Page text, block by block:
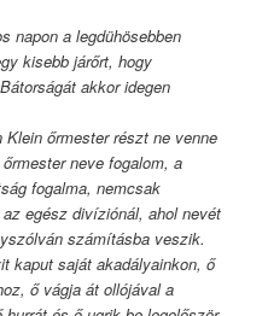
napon a legdühösebben
kisebb járőrt, hogy
akkor idegen
őrmester részt ne venne
neve fogalom, a
fogalma, nemcsak
egész divíziónál, ahol nevét
számításba veszik.
kaput saját akadályainkon, ő
ő vágja át ollójával a